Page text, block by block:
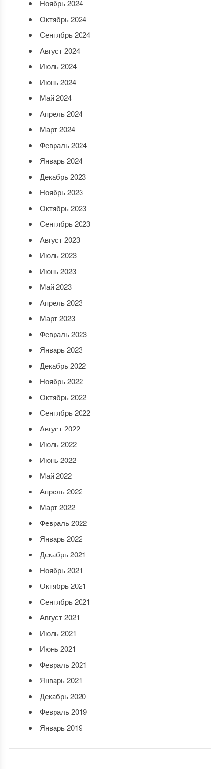
Ноябрь 2024
Октябрь 2024
Сентябрь 2024
Август 2024
Июль 2024
Июнь 2024
Май 2024
Апрель 2024
Март 2024
Февраль 2024
Январь 2024
Декабрь 2023
Ноябрь 2023
Октябрь 2023
Сентябрь 2023
Август 2023
Июль 2023
Июнь 2023
Май 2023
Апрель 2023
Март 2023
Февраль 2023
Январь 2023
Декабрь 2022
Ноябрь 2022
Октябрь 2022
Сентябрь 2022
Август 2022
Июль 2022
Июнь 2022
Май 2022
Апрель 2022
Март 2022
Февраль 2022
Январь 2022
Декабрь 2021
Ноябрь 2021
Октябрь 2021
Сентябрь 2021
Август 2021
Июль 2021
Июнь 2021
Февраль 2021
Январь 2021
Декабрь 2020
Февраль 2019
Январь 2019